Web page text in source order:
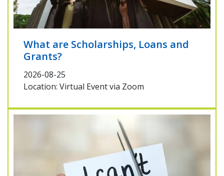
What are Scholarships, Loans and
Grants?
2026-08-25
Location: Virtual Event via Zoom